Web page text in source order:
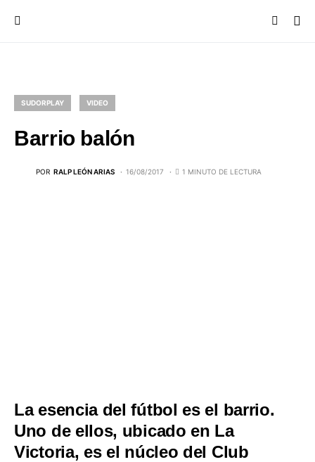
SUDORPLAY VIDEO
Barrio balón
POR RALP LEÓN ARIAS 16/08/2017 1 MINUTO DE LECTURA
La esencia del fútbol es el barrio.
Uno de ellos, ubicado en La
Victoria, es el núcleo del Club